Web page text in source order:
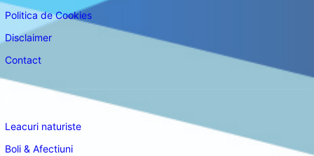
Politica de Cookies
Disclaimer
Contact
Leacuri naturiste
Boli & Afectiuni